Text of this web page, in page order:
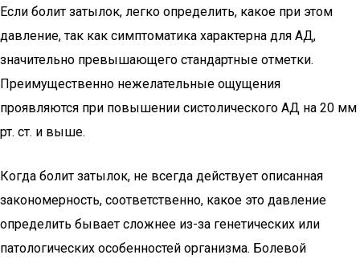
Если болит затылок, легко определить, какое при этом
давление, так как симптоматика характерна для АД,
значительно превышающего стандартные отметки.
Преимущественно нежелательные ощущения
проявляются при повышении систолического АД на 20 мм
рт. ст. и выше.
Когда болит затылок, не всегда действует описанная
закономерность, соответственно, какое это давление
определить бывает сложнее из-за генетических или
патологических особенностей организма. Болевой